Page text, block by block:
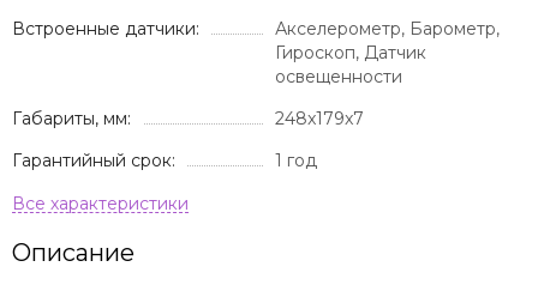
Встроенные датчики:
Акселерометр, Барометр,
Гироскоп, Датчик
освещенности
Габариты, мм:
248x179x7
Гарантийный срок:
1 год
Описание